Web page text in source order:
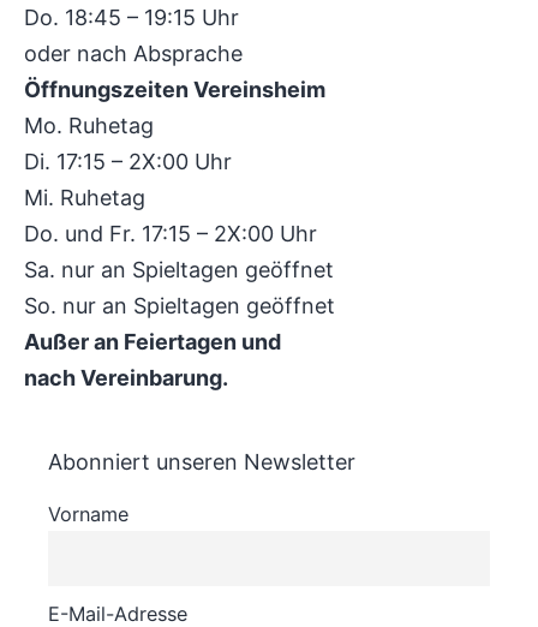
Do. 18:45 – 19:15 Uhr
oder nach Absprache
Öffnungszeiten Vereinsheim
Mo. Ruhetag
Di. 17:15 – 2X:00 Uhr
Mi. Ruhetag
Do. und Fr. 17:15 – 2X:00 Uhr
Sa. nur an Spieltagen geöffnet
So. nur an Spieltagen geöffnet
Außer an Feiertagen und
nach Vereinbarung.
Abonniert unseren Newsletter
Vorname
E-Mail-Adresse